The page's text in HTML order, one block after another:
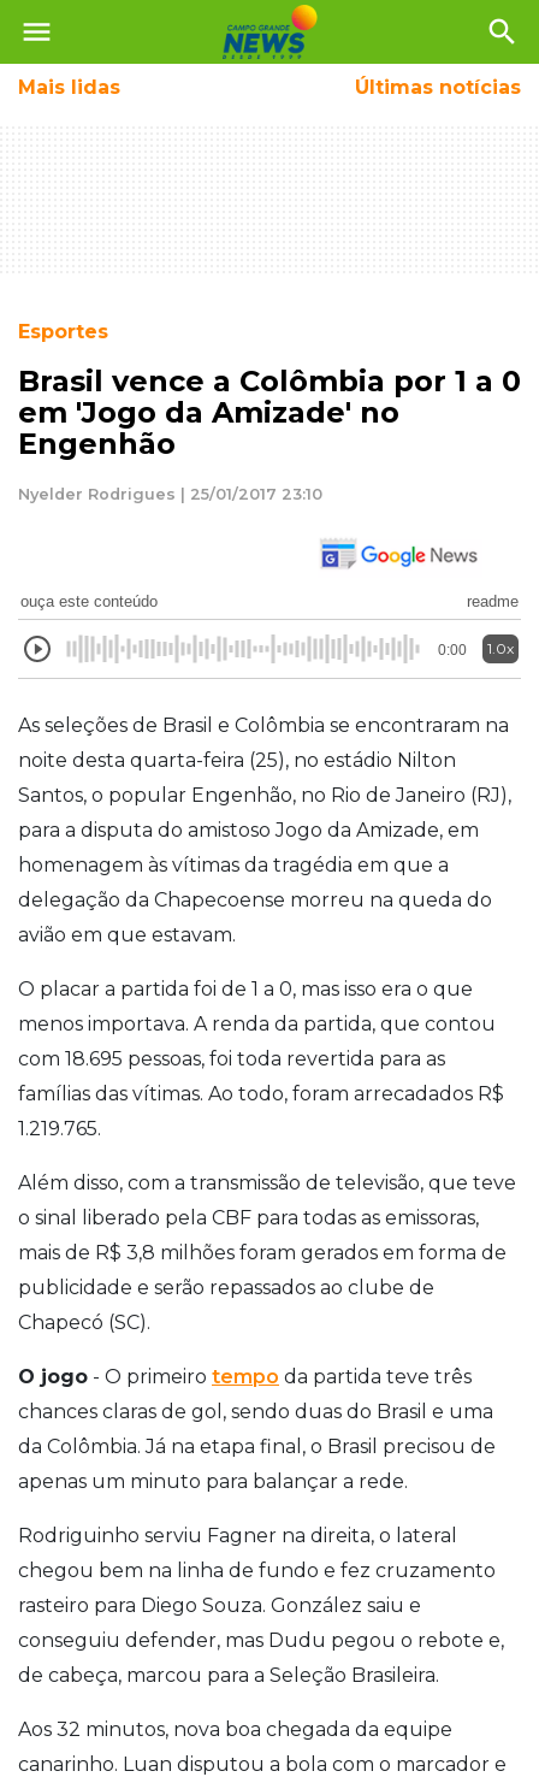
menu search
Mais lidas Últimas notícias
Esportes
Brasil vence a Colômbia por 1 a 0
em 'Jogo da Amizade' no
Engenhão
Nyelder Rodrigues | 25/01/2017 23:10
ouça este conteúdo readme
0:00 1.0x
As seleções de Brasil e Colômbia se encontraram na
noite desta quarta-feira (25), no estádio Nilton
Santos, o popular Engenhão, no Rio de Janeiro (RJ),
para a disputa do amistoso Jogo da Amizade, em
homenagem às vítimas da tragédia em que a
delegação da Chapecoense morreu na queda do
avião em que estavam.
O placar a partida foi de 1 a 0, mas isso era o que
menos importava. A renda da partida, que contou
com 18.695 pessoas, foi toda revertida para as
famílias das vítimas. Ao todo, foram arrecadados R$
1.219.765.
Além disso, com a transmissão de televisão, que teve
o sinal liberado pela CBF para todas as emissoras,
mais de R$ 3,8 milhões foram gerados em forma de
publicidade e serão repassados ao clube de
Chapecó (SC).
O jogo - O primeiro tempo da partida teve três
chances claras de gol, sendo duas do Brasil e uma
da Colômbia. Já na etapa final, o Brasil precisou de
apenas um minuto para balançar a rede.
Rodriguinho serviu Fagner na direita, o lateral
chegou bem na linha de fundo e fez cruzamento
rasteiro para Diego Souza. González saiu e
conseguiu defender, mas Dudu pegou o rebote e,
de cabeça, marcou para a Seleção Brasileira.
Aos 32 minutos, nova boa chegada da equipe
canarinho. Luan disputou a bola com o marcador e